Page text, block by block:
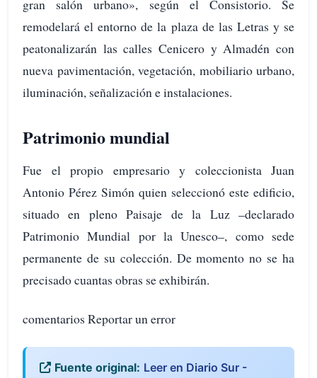
gran salón urbano», según el Consistorio. Se
remodelará el entorno de la plaza de las Letras y se
peatonalizarán las calles Cenicero y Almadén con
nueva pavimentación, vegetación, mobiliario urbano,
iluminación, señalización e instalaciones.
Patrimonio mundial
Fue el propio empresario y coleccionista Juan
Antonio Pérez Simón quien seleccionó este edificio,
situado en pleno Paisaje de la Luz –declarado
Patrimonio Mundial por la Unesco–, como sede
permanente de su colección. De momento no se ha
precisado cuantas obras se exhibirán.
comentarios Reportar un error
Fuente original: Leer en Diario Sur -